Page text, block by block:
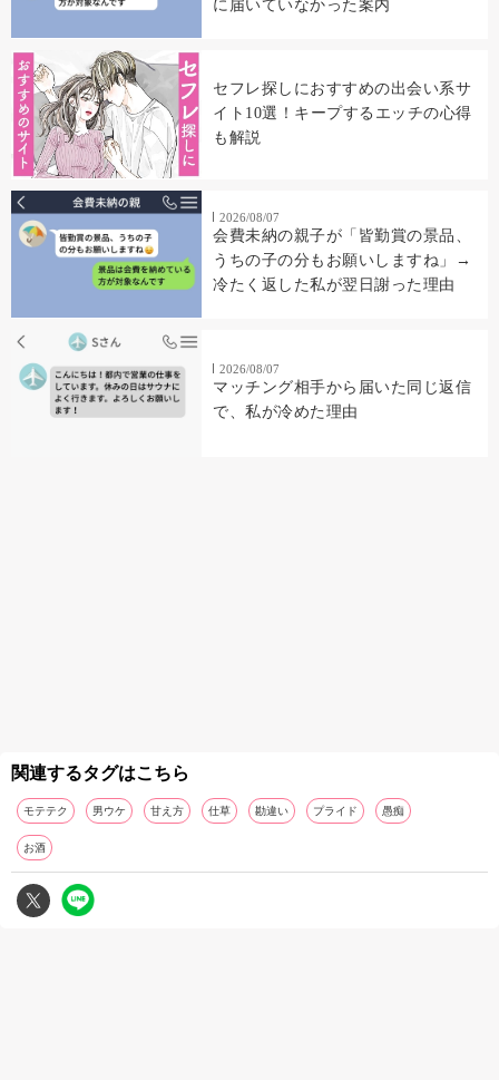
に届いていなかった案内
セフレ探しにおすすめの出会い系サ
イト10選！キープするエッチの心得
も解説
2026/08/07
会費未納の親子が「皆勤賞の景品、
うちの子の分もお願いしますね」→
冷たく返した私が翌日謝った理由
2026/08/07
マッチング相手から届いた同じ返信
で、私が冷めた理由
関連するタグはこちら
モテテク 男ウケ 甘え方 仕草 勘違い プライド 愚痴
お酒